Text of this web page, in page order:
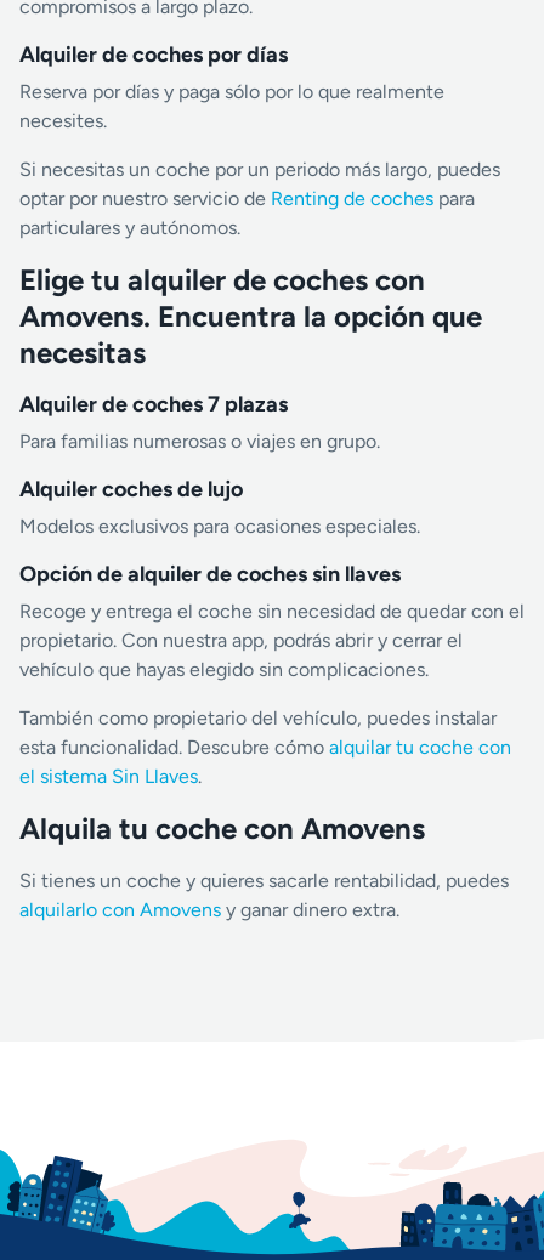
compromisos a largo plazo.
Alquiler de coches por días
Reserva por días y paga sólo por lo que realmente
necesites.
Si necesitas un coche por un periodo más largo, puedes
optar por nuestro servicio de Renting de coches para
particulares y autónomos.
Elige tu alquiler de coches con
Amovens. Encuentra la opción que
necesitas
Alquiler de coches 7 plazas
Para familias numerosas o viajes en grupo.
Alquiler coches de lujo
Modelos exclusivos para ocasiones especiales.
Opción de alquiler de coches sin llaves
Recoge y entrega el coche sin necesidad de quedar con el
propietario. Con nuestra app, podrás abrir y cerrar el
vehículo que hayas elegido sin complicaciones.
También como propietario del vehículo, puedes instalar
esta funcionalidad. Descubre cómo alquilar tu coche con
el sistema Sin Llaves.
Alquila tu coche con Amovens
Si tienes un coche y quieres sacarle rentabilidad, puedes
alquilarlo con Amovens y ganar dinero extra.